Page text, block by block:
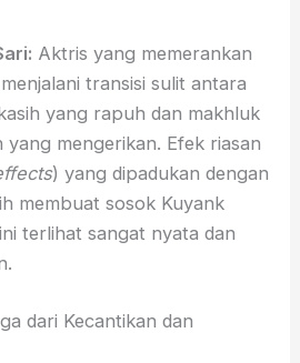
Aktris yang memerankan
transisi sulit antara
yang rapuh dan makhluk
yang mengerikan. Efek riasan
) yang dipadukan dengan
membuat sosok Kuyank
terlihat sangat nyata dan
dari Kecantikan dan